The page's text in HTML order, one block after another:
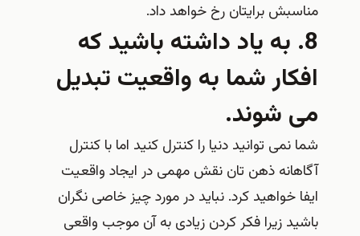
مناسبش برایتان رخ خواهد داد.
8. به یاد داشته باشید که
افکار شما به واقعیت تبدیل
می شوند.
شما نمی توانید دنیا را کنترل کنید اما با کنترل
آگاهانه ذهن تان نقش مهمی در ایجاد واقعیت
ایفا خواهید کرد. نباید در مورد چیز خاصی نگران
باشید زیرا فکر کردن زیادی به آن موجب واقعی